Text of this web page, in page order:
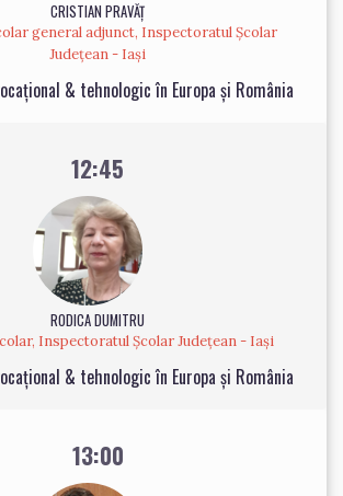
CRISTIAN PRAVĂȚ
general adjunct, Inspectoratul Școlar
Județean - Iași
& tehnologic în Europa și România
12:45
RODICA DUMITRU
Inspectoratul Școlar Județean - Iași
& tehnologic în Europa și România
13:00